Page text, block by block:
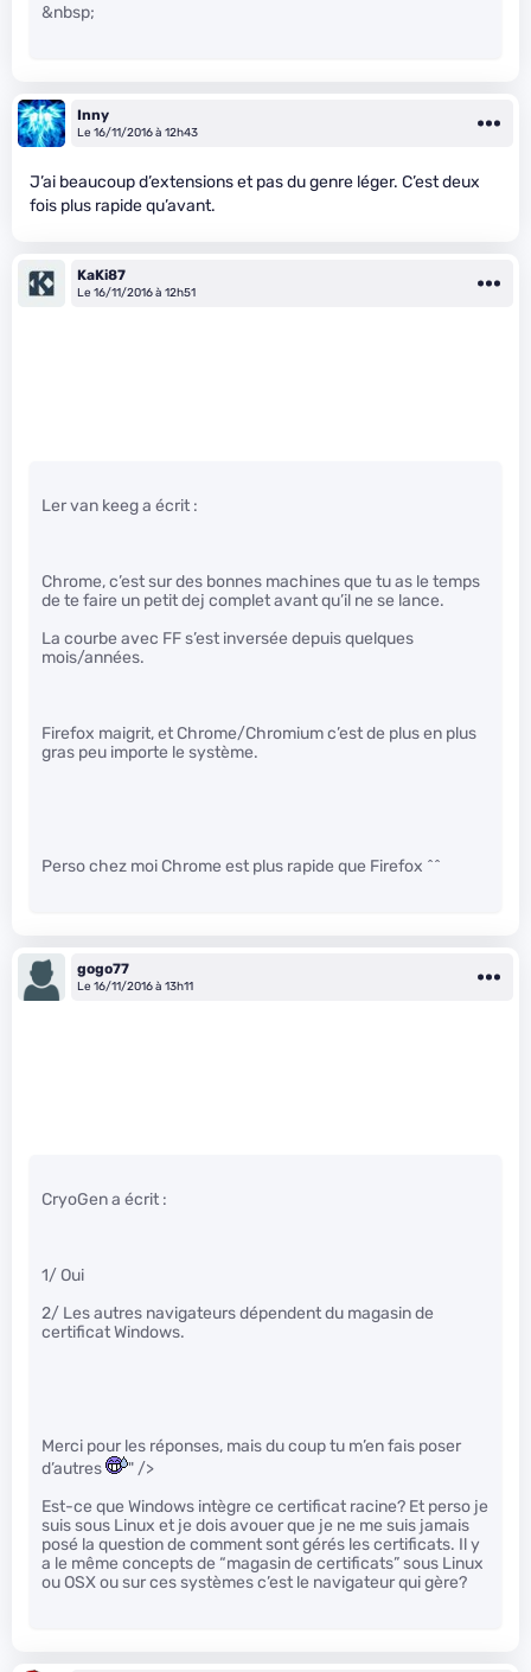
&nbsp;
Inny
Le 16/11/2016 à 12h43
J’ai beaucoup d’extensions et pas du genre léger. C’est deux
fois plus rapide qu’avant.
KaKi87
Le 16/11/2016 à 12h51
Ler van keeg a écrit :
Chrome, c’est sur des bonnes machines que tu as le temps
de te faire un petit dej complet avant qu’il ne se lance.
La courbe avec FF s’est inversée depuis quelques
mois/années.
Firefox maigrit, et Chrome/Chromium c’est de plus en plus
gras peu importe le système.
Perso chez moi Chrome est plus rapide que Firefox ^^
gogo77
Le 16/11/2016 à 13h11
CryoGen a écrit :
1/ Oui
2/ Les autres navigateurs dépendent du magasin de
certificat Windows.
Merci pour les réponses, mais du coup tu m’en fais poser
d’autres
" />
Est-ce que Windows intègre ce certificat racine? Et perso je
suis sous Linux et je dois avouer que je ne me suis jamais
posé la question de comment sont gérés les certificats. Il y
a le même concepts de “magasin de certificats” sous Linux
ou OSX ou sur ces systèmes c’est le navigateur qui gère?